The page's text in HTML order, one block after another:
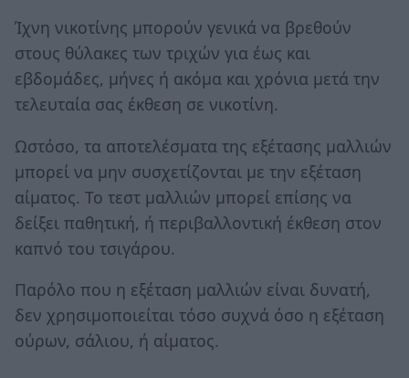
Ίχνη νικοτίνης μπορούν γενικά να βρεθούν
στους θύλακες των τριχών για έως και
εβδομάδες, μήνες ή ακόμα και χρόνια μετά την
τελευταία σας έκθεση σε νικοτίνη.
Ωστόσο, τα αποτελέσματα της εξέτασης μαλλιών
μπορεί να μην συσχετίζονται με την εξέταση
αίματος. Το τεστ μαλλιών μπορεί επίσης να
δείξει παθητική, ή περιβαλλοντική έκθεση στον
καπνό του τσιγάρου.
Παρόλο που η εξέταση μαλλιών είναι δυνατή,
δεν χρησιμοποιείται τόσο συχνά όσο η εξέταση
ούρων, σάλιου, ή αίματος.